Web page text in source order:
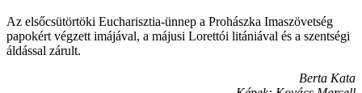
Az elsőcsütörtöki Eucharisztia-ünnep a Prohászka Imaszövetség
papokért végzett imájával, a májusi Lorettói litániával és a szentségi
áldással zárult.
Berta Kata